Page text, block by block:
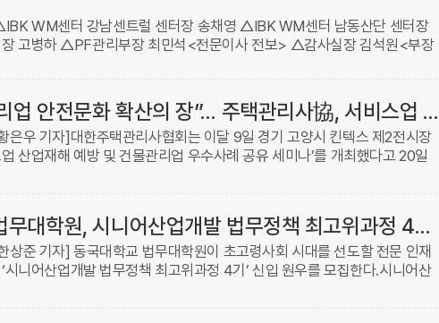
WM센터 강남센트럴 센터장 송채영 △IBK WM센터 남동산단 센터장
고병하 △PF관리부장 최민석<전문이사 전보> △감사실장 김석원<부장
중계동 센터장 ...
“건물관리업 안전문화 확산의 장”… 주택관리사協, 서비스업 산업재해 예방 및 건물관리업 우수사례 공유 세미나
은우 기자]대한주택관리사협회는 이달 9일 경기 고양시 킨텍스 제2전시장
업 산업재해 예방 및 건물관리업 우수사례 공유 세미나’를 개최했다고 20일
주제는 △건물관리업 안전관리 실태 및 제도 현황(강은택 한국주택관리연
동국대 법무대학원, 시니어산업개발 법무정책 최고위과정 4기 개강
상준 기자] 동국대학교 법무대학원이 초고령사회 시대를 선도할 전문 인재
시니어산업개발 법무정책 최고위과정 4기’ 신입 원우를 모집한다.시니어산
책 최고위과정은 실버타운, 시니어 레지던스, 고령친화도시, 디지털 헬스케